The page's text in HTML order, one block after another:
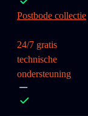
Postbode collectie
24/7 gratis
technische
ondersteuning